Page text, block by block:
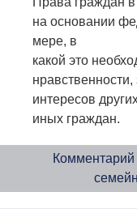
на основании
мере, в
какой это
интересов
иных граждан.
Комментарий